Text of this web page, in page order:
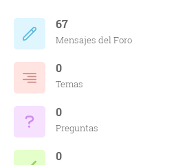
67
Mensajes del Foro
0
Temas
0
Preguntas
0